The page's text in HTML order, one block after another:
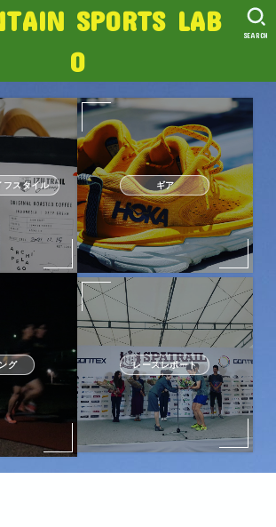
SPORTS LAB
O
SEARCH
フスタイル ギア
グ レースレポート